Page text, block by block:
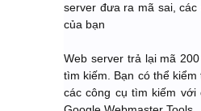
server đưa ra mã sai,
của bạn
Web server trả lại mã
tìm kiếm. Bạn có thể
các công cụ tìm kiếm với